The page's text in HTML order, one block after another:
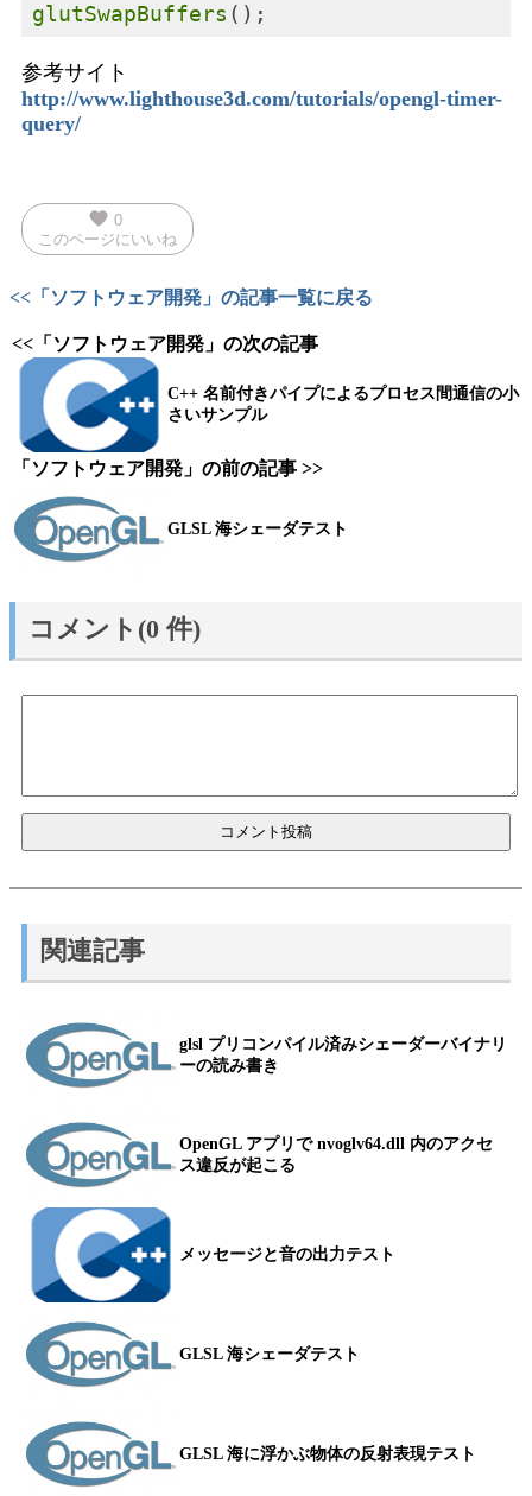
glutSwapBuffers
参考サイト
http://www.lighthouse3d.com/tutorials/opengl-timer-
query/
favorite 0
このページにいいね
<<「ソフトウェア開発」の記事一覧に戻る
<<「ソフトウェア開発」の次の記事
C++ 名前付きパイプによるプロセス間通信の小
さいサンプル
「ソフトウェア開発」の前の記事 >>
GLSL 海シェーダテスト
コメント(0 件)
関連記事
glsl プリコンパイル済みシェーダーバイナリ
ーの読み書き
OpenGL アプリで nvoglv64.dll 内のアクセ
ス違反が起こる
メッセージと音の出力テスト
GLSL 海シェーダテスト
GLSL 海に浮かぶ物体の反射表現テスト